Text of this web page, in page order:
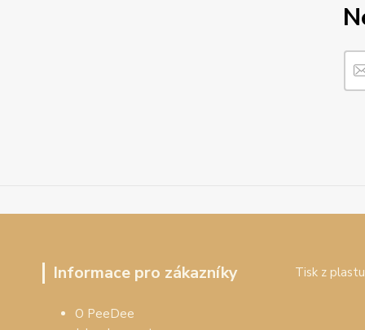
Informace pro zákazníky
O PeeDee
Tisk z plastu